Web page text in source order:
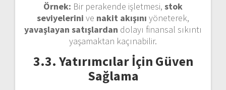
Örnek: Bir perakende işletmesi, stok
seviyelerini ve nakit akışını yöneterek,
yavaşlayan satışlardan dolayı finansal sıkıntı
yaşamaktan kaçınabilir.
3.3. Yatırımcılar İçin Güven
Sağlama